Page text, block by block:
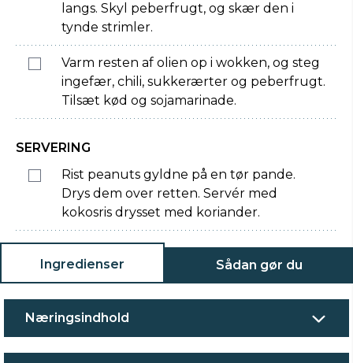
langs. Skyl peberfrugt, og skær den i
tynde strimler.
Varm resten af olien op i wokken, og steg
ingefær, chili, sukkerærter og peberfrugt.
Tilsæt kød og sojamarinade.
SERVERING
Rist peanuts gyldne på en tør pande.
Drys dem over retten. Servér med
kokosris drysset med koriander.
Ingredienser Sådan gør du
Næringsindhold